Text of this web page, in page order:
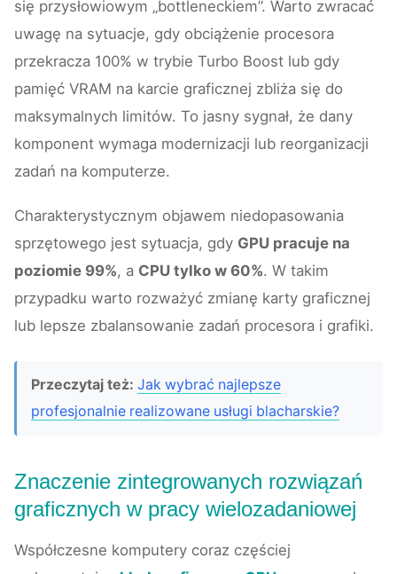
się przysłowiowym „bottleneckiem”. Warto zwracać
uwagę na sytuacje, gdy obciążenie procesora
przekracza 100% w trybie Turbo Boost lub gdy
pamięć VRAM na karcie graficznej zbliża się do
maksymalnych limitów. To jasny sygnał, że dany
komponent wymaga modernizacji lub reorganizacji
zadań na komputerze.
Charakterystycznym objawem niedopasowania
sprzętowego jest sytuacja, gdy GPU pracuje na
poziomie 99%, a CPU tylko w 60%. W takim
przypadku warto rozważyć zmianę karty graficznej
lub lepsze zbalansowanie zadań procesora i grafiki.
Przeczytaj też: Jak wybrać najlepsze
profesjonalnie realizowane usługi blacharskie?
Znaczenie zintegrowanych rozwiązań
graficznych w pracy wielozadaniowej
Współczesne komputery coraz częściej